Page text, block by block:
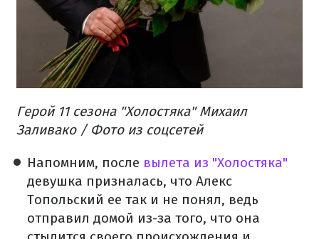
Герой 11 сезона "Холостяка" Михаил
Заливако / Фото из соцсетей
Напомним, после вылета из "Холостяка"
девушка призналась, что Алекс
Топольский ее так и не понял, ведь
отправил домой из-за того, что она